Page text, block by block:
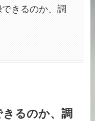
きるのか、調
るのか、調